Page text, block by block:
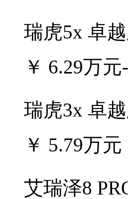
瑞虎5x 卓
￥ 6.29万元
瑞虎3x 卓
￥ 5.79万元
艾瑞泽8